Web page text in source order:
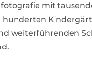
mit
hunderten
weiterführenden